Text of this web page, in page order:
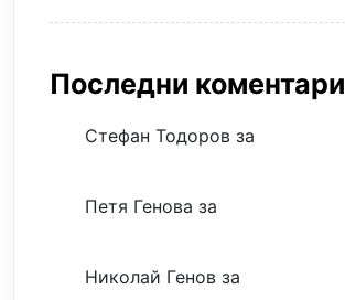
Последни коментари
Стефан Тодоров за
Петя Генова за
Николай Генов за